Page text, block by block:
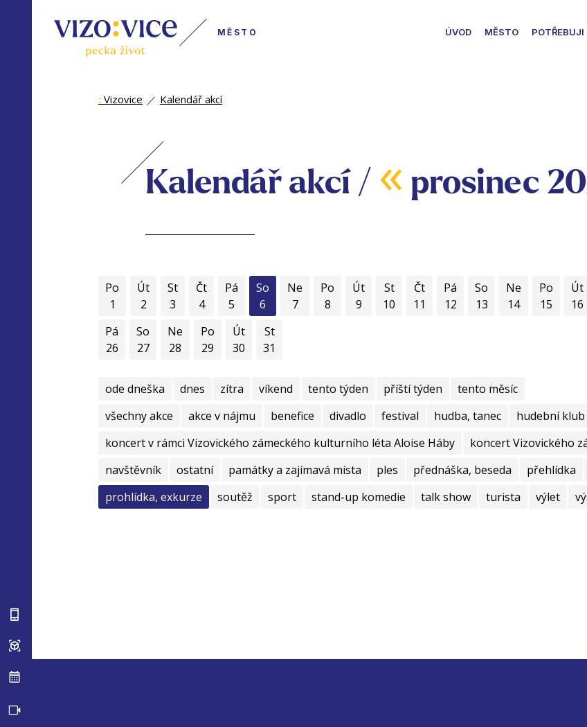
MĚSTO ÚVOD MĚSTO POTŘEBUJI
: Vizovice Kalendář akcí
Kalendář akcí / « prosinec
Po
1
Út
2
St
3
Čt
4
Pá
5
So
6
Ne
7
Po
8
Út
9
St
10
Čt
11
Pá
12
So
13
Ne
14
Po
15
Út
16
Pá
26
So
27
Ne
28
Po
29
Út
30
St
31
ode dneška dnes zítra víkend tento týden příští týden
tento měsíc
všechny akce
akce v nájmu benefice divadlo festival hudba, tanec hudební klub
koncert v rámci Vizovického zámeckého kulturního léta Aloise Háby
koncert Vizovického
navštěvník
ostatní památky a zajímavá místa ples přednáška, beseda přehlídka
prohlídka, exkurze
soutěž sport stand-up komedie talk show turista výlet